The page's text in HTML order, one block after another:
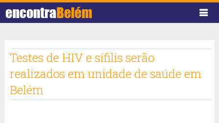
Testes de HIV e sífilis serão
realizados em unidade de saúde em
Belém